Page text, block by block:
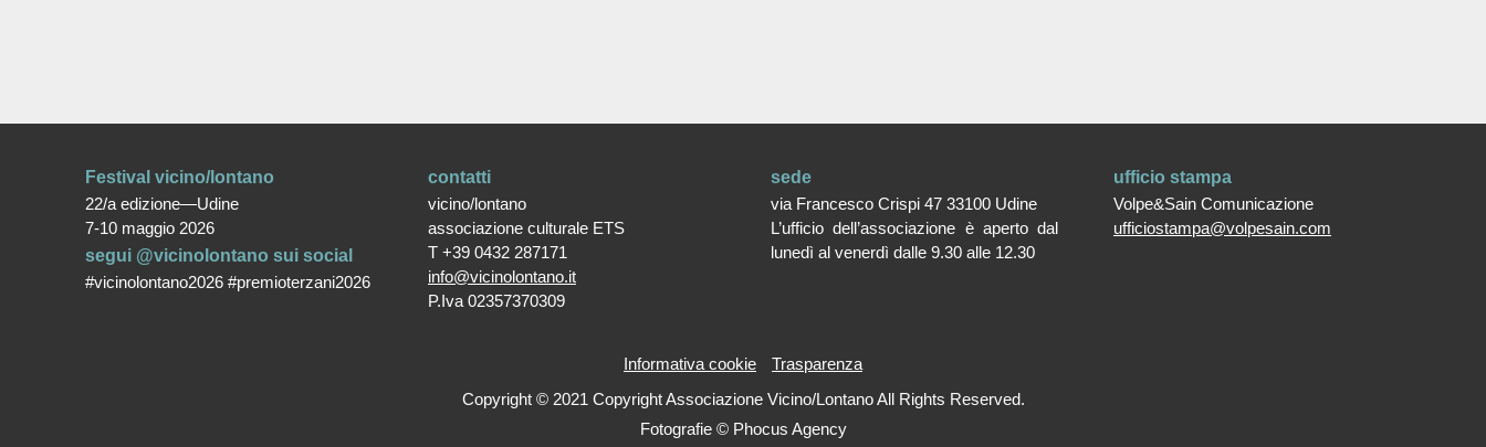
Festival vicino/lontano
22/a edizione—Udine
7-10 maggio 2026
segui @vicinolontano sui social
#vicinolontano2026 #premioterzani2026
contatti
vicino/lontano
associazione culturale ETS
T +39 0432 287171
info@vicinolontano.it
P.Iva 02357370309
sede
via Francesco Crispi 47 33100 Udine
L’ufficio dell’associazione è aperto dal
lunedì al venerdì dalle 9.30 alle 12.30
ufficio stampa
Volpe&Sain Comunicazione
ufficiostampa@volpesain.com
Informativa cookie
Trasparenza
Copyright © 2021 Copyright Associazione Vicino/Lontano All Rights Reserved.
Fotografie © Phocus Agency